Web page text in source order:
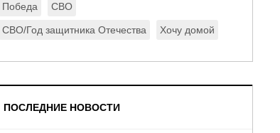
Победа СВО
СВО/Год защитника Отечества Хочу домой
ПОСЛЕДНИЕ НОВОСТИ